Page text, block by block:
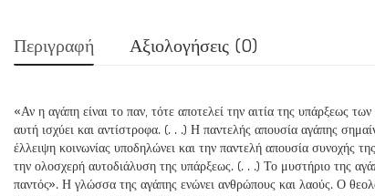
Περιγραφή Αξιολογήσεις (0)
«Αν η αγάπη είναι το παν, τότε αποτελεί την αιτία της υπάρξεως
αυτή ισχύει και αντίστροφα. (. . .) Η παντελής απουσία αγάπης
έλλειψη κοινωνίας υποδηλώνει και την παντελή απουσία συνοχής
την ολοσχερή αυτοδιάλυση της υπάρξεως. (. . .) Το μυστήριο της
παντός». Η γλώσσα της αγάπης ενώνει ανθρώπους και λαούς. Ο